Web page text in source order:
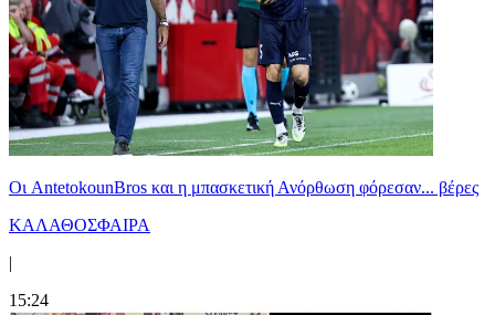
Oι AntetokounBros και η μπασκετική Ανόρθωση φόρεσαν... βέρες
ΚΑΛΑΘΟΣΦΑΙΡΑ
|
15:24